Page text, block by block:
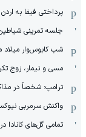
پرداختی فیفا به اردن
جلسه تمرینی
شب کابوس‌وار میلاد
مسی و نیمار، زوج
ترامپ: شخصاً در
واکنش سرمربی
تمامی گل‌های کانادا در